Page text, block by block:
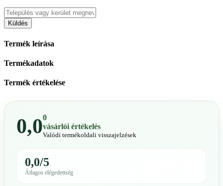
Küldés
Termék leírása
Termékadatok
Termék értékelése
0,00
vásárlói értékelés
Valódi termékoldali visszajelzések
0,0/5
Átlagos elégedettség